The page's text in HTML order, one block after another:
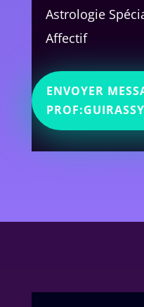
Astrologie
Affectif
ENVOYER
PROF:GUIRASSY